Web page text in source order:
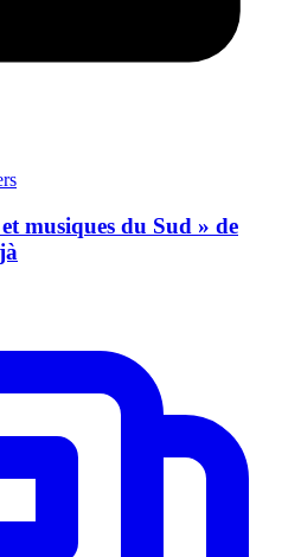
musiques du Sud » de